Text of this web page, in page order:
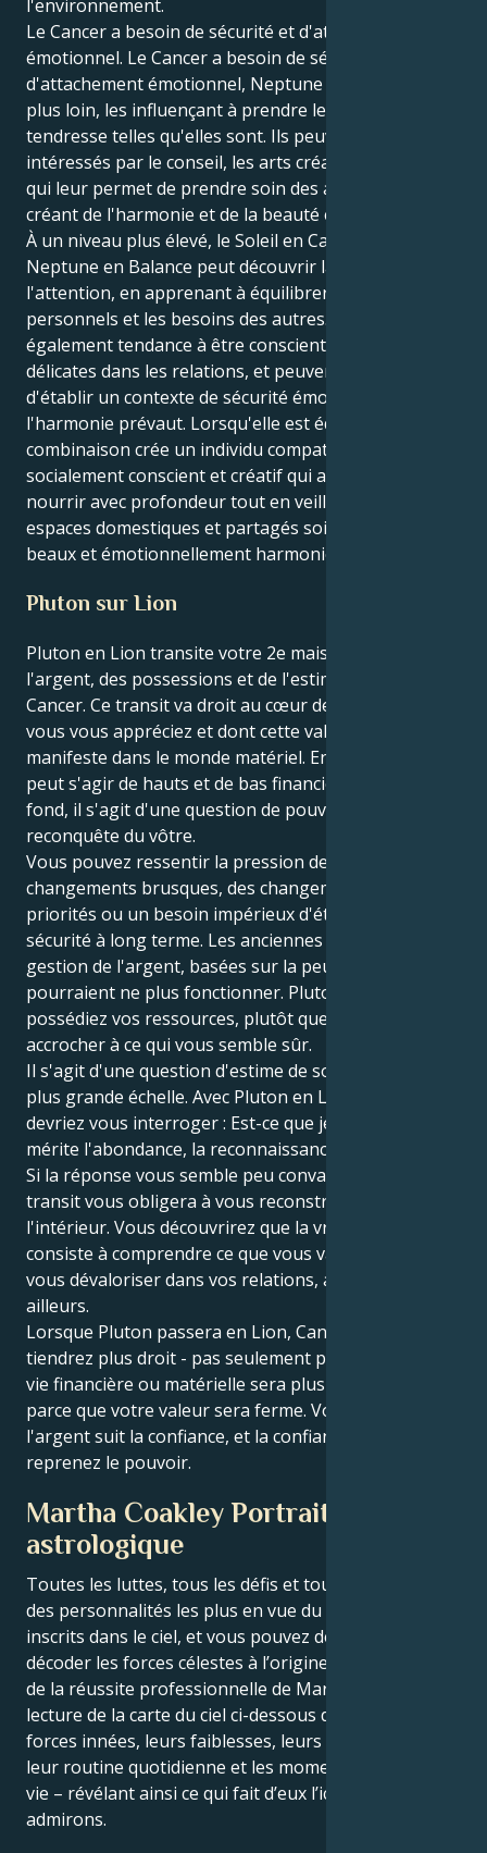
l'environnement.
Le Cancer a besoin de sécurité et d'attachement
émotionnel. Le Cancer a besoin de sécurité et
d'attachement émotionnel, Neptune en Balance va
plus loin, les influençant à prendre les relations avec
tendresse telles qu'elles sont. Ils peuvent être
intéressés par le conseil, les arts créatifs ou tout ce
qui leur permet de prendre soin des autres tout en
créant de l'harmonie et de la beauté esthétique.
À un niveau plus élevé, le Soleil en Cancer placé avec
Neptune en Balance peut découvrir la plénitude par
l'attention, en apprenant à équilibrer les sentiments
personnels et les besoins des autres. Ils ont
également tendance à être conscients des nuances
délicates dans les relations, et peuvent s'efforcer
d'établir un contexte de sécurité émotionnelle où
l'harmonie prévaut. Lorsqu'elle est équilibrée, cette
combinaison crée un individu compatissant,
socialement conscient et créatif qui a la capacité de
nourrir avec profondeur tout en veillant à ce que les
espaces domestiques et partagés soient justes,
beaux et émotionnellement harmonieux.
Pluton sur Lion
Pluton en Lion transite votre 2e maison, celle de
l'argent, des possessions et de l'estime de soi, le
Cancer. Ce transit va droit au cœur de la façon dont
vous vous appréciez et dont cette valeur se
manifeste dans le monde matériel. En apparence, il
peut s'agir de hauts et de bas financiers. Mais au
fond, il s'agit d'une question de pouvoir, de
reconquête du vôtre.
Vous pouvez ressentir la pression de l'argent - des
changements brusques, des changements de
priorités ou un besoin impérieux d'établir une
sécurité à long terme. Les anciennes méthodes de
gestion de l'argent, basées sur la peur ou le confort,
pourraient ne plus fonctionner. Pluton veut que vous
possédiez vos ressources, plutôt que de vous
accrocher à ce qui vous semble sûr.
Il s'agit d'une question d'estime de soi à une bien
plus grande échelle. Avec Pluton en Lion, vous
devriez vous interroger : Est-ce que je crois que je
mérite l'abondance, la reconnaissance et la stabilité ?
Si la réponse vous semble peu convaincante, ce
transit vous obligera à vous reconstruire de
l'intérieur. Vous découvrirez que la vraie richesse
consiste à comprendre ce que vous valez et à ne pas
vous dévaloriser dans vos relations, au travail ou
ailleurs.
Lorsque Pluton passera en Lion, Cancer, vous vous
tiendrez plus droit - pas seulement parce que votre
vie financière ou matérielle sera plus forte, mais
parce que votre valeur sera ferme. Vous saurez que
l'argent suit la confiance, et la confiance lorsque vous
reprenez le pouvoir.
Martha Coakley Portrait
astrologique
Toutes les luttes, tous les défis et tous les triomphes
des personnalités les plus en vue du monde sont
inscrits dans le ciel, et vous pouvez désormais
décoder les forces célestes à l’origine du charme et
de la réussite professionnelle de Martha Coakley. La
lecture de la carte du ciel ci-dessous décrit leurs
forces innées, leurs faiblesses, leurs vulnérabilités,
leur routine quotidienne et les moments clés de leur
vie – révélant ainsi ce qui fait d’eux l’icône que nous
admirons.